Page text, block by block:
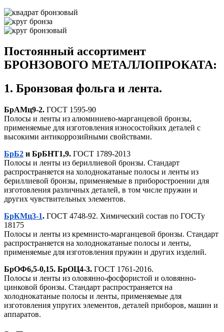
Постоянный ассортимент
БРОНЗОВОГО МЕТАЛЛОПРОКАТА:
1. Бронзовая фольга и лента.
БрАМц9-2. ГОСТ 1595-90
Полосы и ленты из алюминиево-марганцевой бронзы,
применяемые для изготовления износостойких деталей с
высокими антикоррозийными свойствами.
БрБ2 и БрБНТ1,9. ГОСТ 1789-2013
Полосы и ленты из бериллиевой бронзы. Стандарт
распространяется на холоднокатаные полосы и ленты из
бериллиевой бронзы, применяемые в приборостроении для
изготовления различных деталей, в том числе пружин и
других чувствительных элементов.
БрКМц3-1. ГОСТ 4748-92. Химический состав по ГОСТу
18175
Полосы и ленты из кремнисто-марганцевой бронзы. Стандарт
распространяется на холоднокатаные полосы и ленты,
применяемые для изготовления пружин и других изделий.
БрОФ6,5-0,15. БрОЦ4-3. ГОСТ 1761-2016.
Полосы и ленты из оловянно-фосфористой и оловянно-
цинковой бронзы. Стандарт распространяется на
холоднокатаные полосы и ленты, применяемые для
изготовления упругих элементов, деталей приборов, машин и
аппаратов.